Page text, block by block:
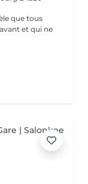
que tous
et qui ne